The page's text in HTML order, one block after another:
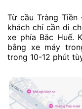
Từ cầu Tràng
khách chỉ cần di
xe phía Bắc Huế.
bằng xe máy
trong 10-12 phút